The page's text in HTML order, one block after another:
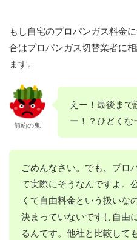
もし自宅のプロパンガス料金
合はプロパンガス切替業者に
ます。
節約の鬼
えー！最後ま
ー！？ひどくな
ごめんなさい。でも、プロ
て実際にそうなんですよ。
くて自由料金という扱いな
決まっていないですし自由
るんです。他社と比較して